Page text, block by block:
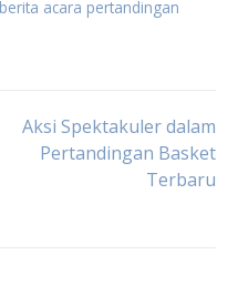
berita acara pertandingan
Aksi Spektakuler dalam
Pertandingan Basket
Terbaru